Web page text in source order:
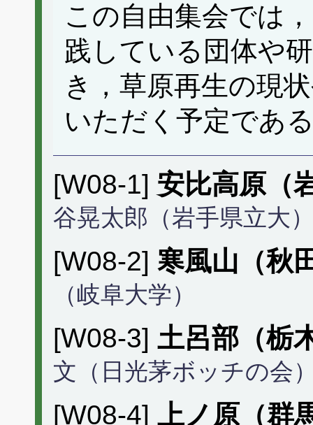
この自由集会では
践している団体や
き，草原再生の現
いただく予定であ
[W08-1] 安比高原（
谷晃太郎（岩手県立大
[W08-2] 寒風山（秋
（岐阜大学）
[W08-3] 土呂部（栃
文（日光茅ボッチの会
[W08-4] 上ノ原（群